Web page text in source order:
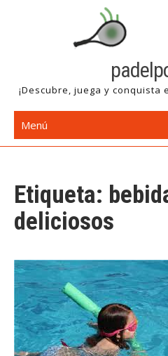
¡Descubre, juega y conquista
Menú
Etiqueta:
deliciosos